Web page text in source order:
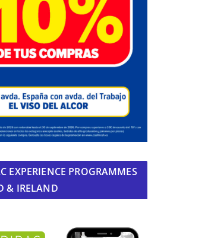
EXPERIENCE PROGRAMMES
& IRELAND